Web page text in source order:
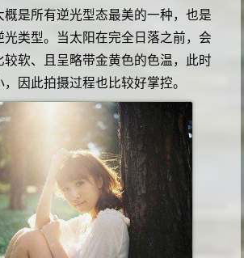
概是所有逆光型态最美的一种，也是
光类型。当太阳在完全日落之前，会
较软、且呈略带金黄色的色温，此时
因此拍摄过程也比较好掌控。